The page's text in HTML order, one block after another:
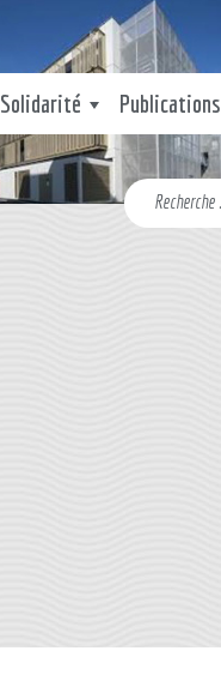
Solidarité Publications